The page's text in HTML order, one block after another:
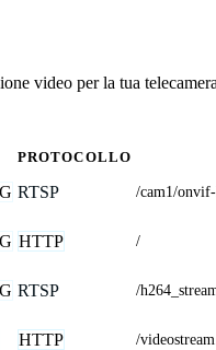
video per la tua
PROTOCOLLO
RTSP /cam1/
HTTP /
RTSP /
HTTP /